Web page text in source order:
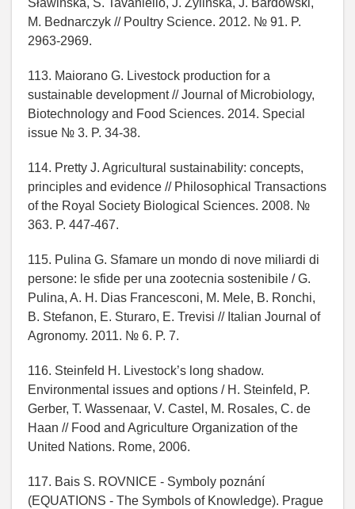
Sławińska, S. Tavaniello, J. Żylińska, J. Bardowski,
M. Bednarczyk // Poultry Science. 2012. № 91. P.
2963-2969.
113. Maiorano G. Livestock production for a
sustainable development // Journal of Microbiology,
Biotechnology and Food Sciences. 2014. Special
issue № 3. P. 34-38.
114. Pretty J. Agricultural sustainability: concepts,
principles and evidence // Philosophical Transactions
of the Royal Society Biological Sciences. 2008. №
363. P. 447-467.
115. Pulina G. Sfamare un mondo di nove miliardi di
persone: le sfide per una zootecnia sostenibile / G.
Pulina, A. H. Dias Francesconi, M. Mele, B. Ronchi,
B. Stefanon, E. Sturaro, E. Trevisi // Italian Journal of
Agronomy. 2011. № 6. P. 7.
116. Steinfeld H. Livestock’s long shadow.
Environmental issues and options / H. Steinfeld, P.
Gerber, T. Wassenaar, V. Castel, M. Rosales, C. de
Haan // Food and Agriculture Organization of the
United Nations. Rome, 2006.
117. Bais S. ROVNICE - Symboly poznání
(EQUATIONS - The Symbols of Knowledge). Prague